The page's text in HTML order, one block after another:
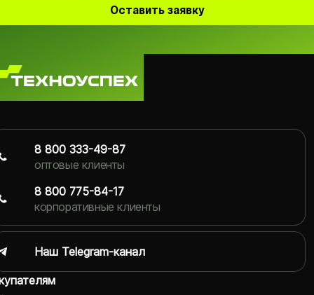
Оставить заявку
8 800 333-49-87
оптовые клиенты
8 800 775-84-17
корпоративные клиенты
Наш Telegram-канал